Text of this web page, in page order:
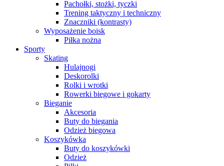
Pachołki, stożki, tyczki
Trening taktyczny i techniczny
Znaczniki (kontrasty)
Wyposażenie boisk
Piłka nożna
Sporty
Skating
Hulajnogi
Deskorolki
Rolki i wrotki
Rowerki biegowe i gokarty
Bieganie
Akcesoria
Buty do biegania
Odzież biegowa
Koszykówka
Buty do koszykówki
Odzież